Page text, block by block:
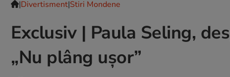
|Divertisment|Stiri Mondene
Exclusiv | Paula Seling,
„Nu plâng ușor”